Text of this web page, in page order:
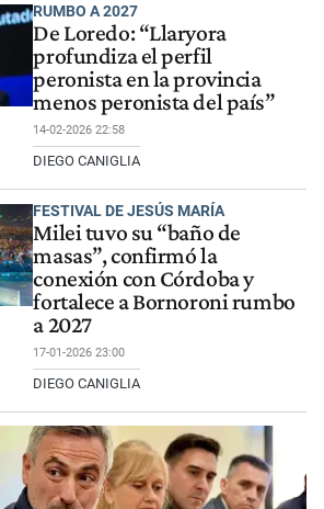
RUMBO A 2027
De Loredo: “Llaryora
profundiza el perfil
peronista en la provincia
menos peronista del país”
14-02-2026 22:58
DIEGO CANIGLIA
FESTIVAL DE JESÚS MARÍA
Milei tuvo su “baño de
masas”, confirmó la
conexión con Córdoba y
fortalece a Bornoroni rumbo
a 2027
17-01-2026 23:00
DIEGO CANIGLIA